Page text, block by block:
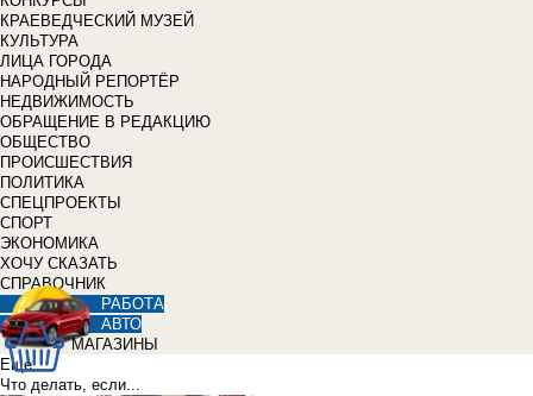
КРАЕВЕДЧЕСКИЙ МУЗЕЙ
КУЛЬТУРА
ЛИЦА ГОРОДА
НАРОДНЫЙ РЕПОРТЁР
НЕДВИЖИМОСТЬ
ОБРАЩЕНИЕ В РЕДАКЦИЮ
ОБЩЕСТВО
ПРОИСШЕСТВИЯ
ПОЛИТИКА
СПЕЦПРОЕКТЫ
СПОРТ
ЭКОНОМИКА
ХОЧУ СКАЗАТЬ
СПРАВОЧНИК
РАБОТА
АВТО
МАГАЗИНЫ
Еще
Что делать, если...